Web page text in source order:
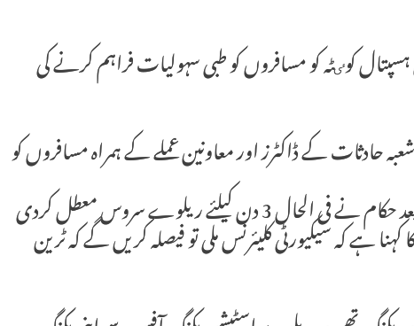
کوٸٹہ کو مسافروں کو طبی سہولیات فراہم کرنے کی
حادثات کے ڈاکٹرز اور معاونین عملے کے ہمراہ مسافروں کو
کوئٹہ: جعفر ایکسپریس کے کل کے واقعے کے بعد حکام نے فی الحال 3 دن کیلئے ریلوے سروس معطل کردی
کا کہنا ہے کہ سیکیورٹی کلیئرنس ملی تو فیصلہ کریں گے کہ ٹرین